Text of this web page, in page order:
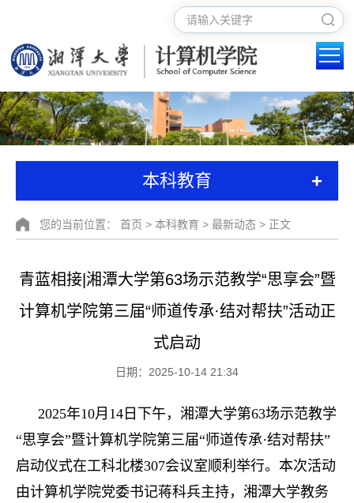
本科教育 +
您的当前位置： 首页 > 本科教育 > 最新动态 > 正文
青蓝相接|湘潭大学第63场示范教学“思享会”暨
计算机学院第三届“师道传承·结对帮扶”活动正
式启动
日期：2025-10-14 21:34
2025年10月14日下午，湘潭大学第63场示范教学
“思享会”暨计算机学院第三届“师道传承·结对帮扶”
启动仪式在工科北楼307会议室顺利举行。本次活动
由计算机学院党委书记蒋科兵主持，湘潭大学教务